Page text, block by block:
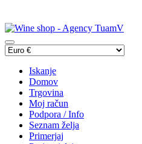
Iskanje
Domov
Trgovina
Moj račun
Podpora / Info
Seznam želja
Primerjaj